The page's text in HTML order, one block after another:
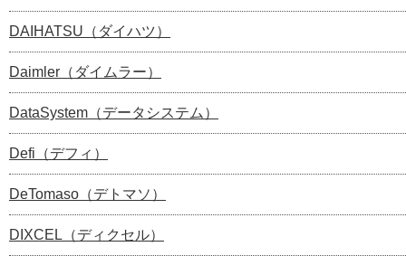
DAIHATSU（ダイハツ）
Daimler（ダイムラー）
DataSystem（データシステム）
Defi（デフィ）
DeTomaso（デトマソ）
DIXCEL（ディクセル）